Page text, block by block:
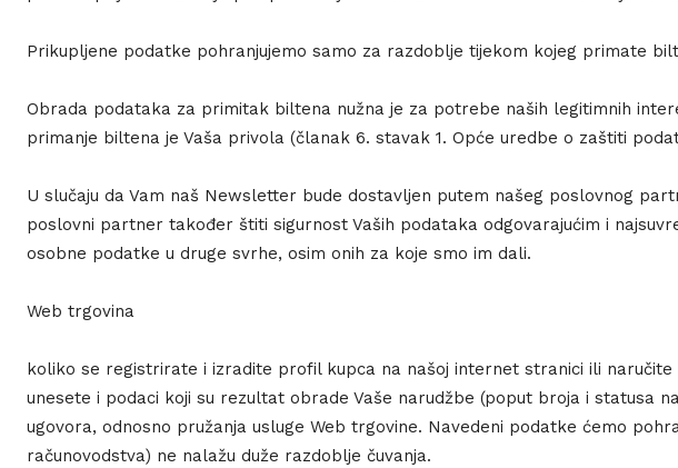
Prikupljene podatke pohranjujemo samo za razdoblje tijekom kojeg primate
Obrada podataka za primitak biltena nužna je za potrebe naših legitimnih
primanje biltena je Vaša privola (članak 6. stavak 1. Opće uredbe o zaštiti
U slučaju da Vam naš Newsletter bude dostavljen putem našeg poslovnog
poslovni partner također štiti sigurnost Vaših podataka odgovarajućim i
osobne podatke u druge svrhe, osim onih za koje smo im dali.
Web trgovina
koliko se registrirate i izradite profil kupca na našoj internet stranici ili
unesete i podaci koji su rezultat obrade Vaše narudžbe (poput broja i statusa
ugovora, odnosno pružanja usluge Web trgovine. Navedeni podatke ćemo
računovodstva) ne nalažu duže razdoblje čuvanja.